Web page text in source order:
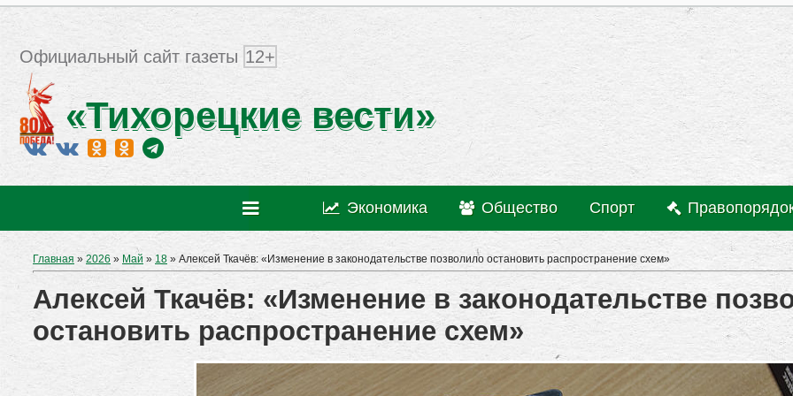
Официальный сайт газеты 12+
«Тихорецкие вести»
Экономика Общество Спорт
Главная »2026 » Май » 18 » Алексей Ткачёв: «Изменение в законодательстве позволило остановить распространение схем»
Алексей Ткачёв: «Изменение в законодательстве
остановить распространение схем»